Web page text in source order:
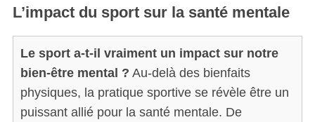
L’impact du sport sur la santé mentale
Le sport a-t-il vraiment un impact sur notre
bien-être mental ? Au-delà des bienfaits
physiques, la pratique sportive se révèle être un
puissant allié pour la santé mentale. De